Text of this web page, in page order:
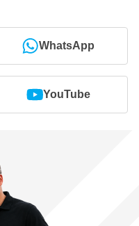
WhatsApp
YouTube